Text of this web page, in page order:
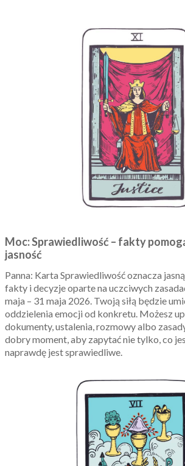
Moc: Sprawiedliwość – fakty
jasność
Panna: Karta Sprawiedliwość oznacza
fakty i decyzje oparte na uczciwych
maja – 31 maja 2026. Twoją siłą będzie
oddzielenia emocji od konkretu. Możesz
dokumenty, ustalenia, rozmowy albo
dobry moment, aby zapytać nie tylko, co
naprawdę jest sprawiedliwe.